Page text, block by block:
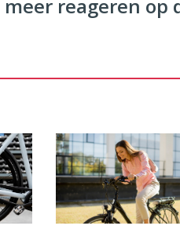
reageren op